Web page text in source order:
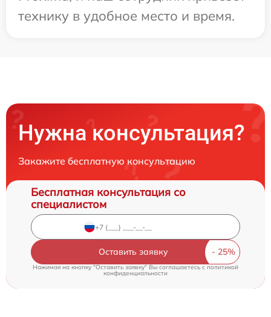
технику в удобное место и время.
Нужна консультация?
Закажите бесплатную консультацию
Бесплатная консультация со
специалистом
Оставить заявку
Нажимая на кнопку "Оставить заявку" Вы соглашаетесь cполитикой
конфиденциальности